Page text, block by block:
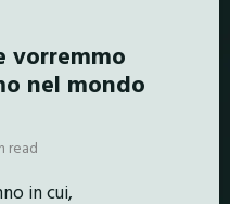
vorremmo
nel mondo
read
in cui,